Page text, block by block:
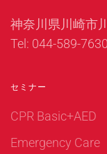
神奈川県川崎市
Tel: 044-589-7630
セミナー
CPR Basic+AED
Emergency Care